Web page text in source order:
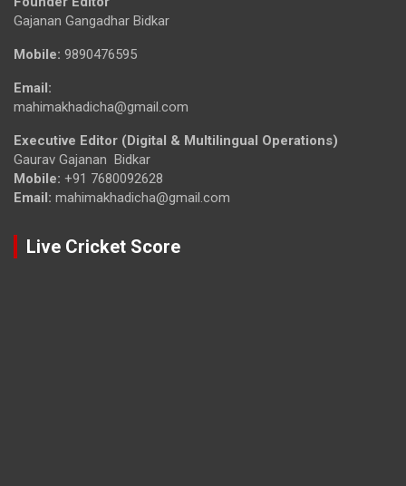
Gajanan Gangadhar Bidkar
Mobile: 9890476595
Email:
mahimakhadicha@gmail.com
Executive Editor (Digital & Multilingual Operations)
Gaurav Gajanan Bidkar
Mobile: +91 7680092628
Email: mahimakhadicha@gmail.com
Live Cricket Score